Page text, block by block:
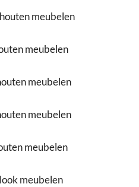
meubelen
meubelen
meubelen
meubelen
meubelen
meubelen